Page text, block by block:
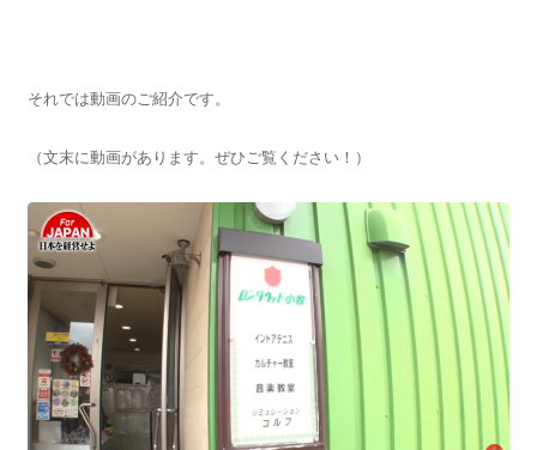
それでは動画のご紹介です。
（文末に動画があります。ぜひご覧ください！）